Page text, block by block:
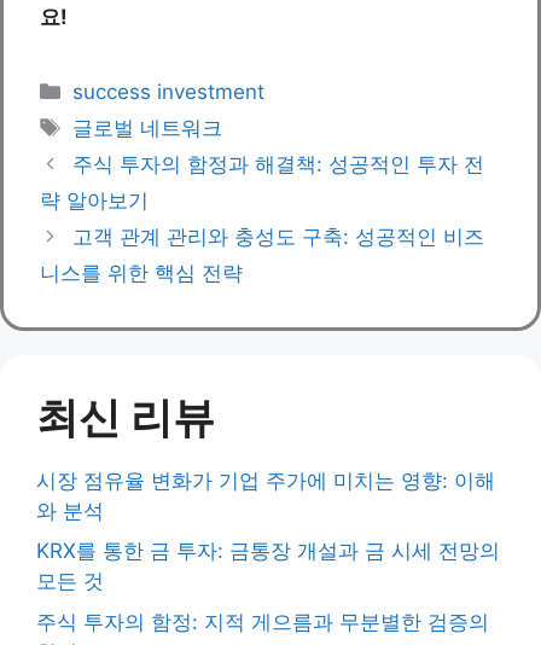
요!
Categories
success investment
Tags
글로벌 네트워크
주식 투자의 함정과 해결책: 성공적인 투자 전
략 알아보기
고객 관계 관리와 충성도 구축: 성공적인 비즈
니스를 위한 핵심 전략
최신 리뷰
시장 점유율 변화가 기업 주가에 미치는 영향: 이해
와 분석
KRX를 통한 금 투자: 금통장 개설과 금 시세 전망의
모든 것
주식 투자의 함정: 지적 게으름과 무분별한 검증의